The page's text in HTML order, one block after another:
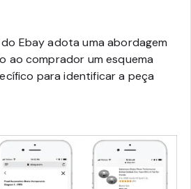
do Ebay adota uma abordagem
ao comprador um esquema
para identificar a peça